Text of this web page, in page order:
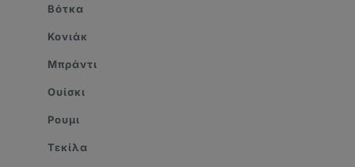
Βότκα
Κονιάκ
Μπράντι
Ουίσκι
Ρουμι
Τεκίλα